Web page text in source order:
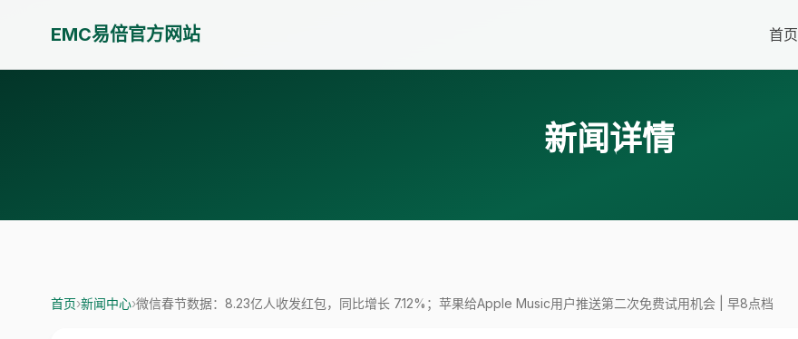
EMC易倍官方网站 首页
新闻详情
首页›新闻中心›微信春节数据：8.23亿人收发红包，同比增长 7.12%；苹果给Apple Music用户推送第二次免费试用机会 | 早8点档